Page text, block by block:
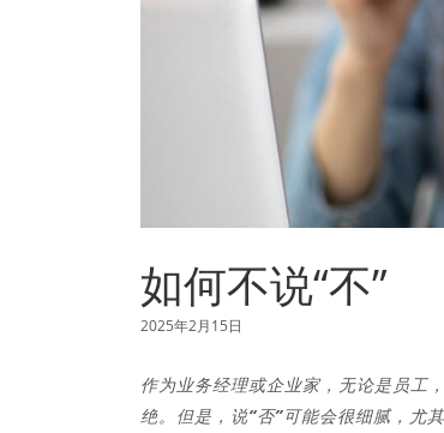
如何不说“不”
2025年2月15日
作为业务经理或企业家，无论是员工
绝。但是，说“否”可能会很细腻，尤